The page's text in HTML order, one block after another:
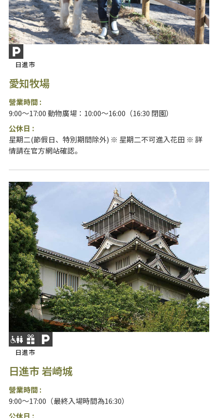
日進市
愛知牧場
營業時間 :
9:00～17:00 動物廣場：10:00～16:00（16:30 閉園）
公休日 :
星期二(節假日、特別期間除外) ※ 星期二不可進入花田 ※ 詳
情請在官方網站確認。
日進市
日進市 岩崎城
營業時間 :
9:00～17:00（最終入場時間為16:30）
公休日 :